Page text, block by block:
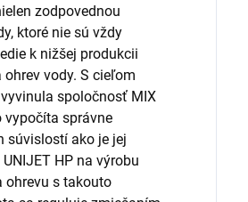
zodpovednou
ktoré nie sú vždy
k nižšej produkcii
vody. S cieľom
spoločnosť MIX
vypočíta správne
súvislostí ako je jej
HP na výrobu
ohrevu s takouto